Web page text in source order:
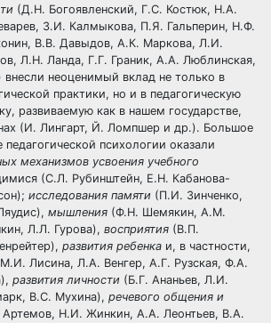
(Д.Н. Богоявленский, Г.С. Костюк, Н.А.
З.И. Калмыкова, П.Я. Гальперин, Н.Ф.
В.В. Давыдов, А.К. Маркова, Л.И.
Л.Н. Ланда, Г.Г. Граник, А.А. Люблинская,
неоценимый вклад не только в
практики, но и в педагогическую
развиваемую как в нашем государстве,
(И. Лингарт, Й. Ломпшер и др.). Большое
педагогической психологии оказали
механизмов усвоения учебного
(С.Л. Рубинштейн, Е.Н. Кабанова-
исследования памяти (П.И. Зинченко,
мышления (Ф.Н. Шемякин, A.M.
Л.Л. Гурова), восприятия (В.П.
развития ребенка и, в частности,
Лисина, Л.А. Венгер, А.Г. Рузская, Ф.А.
развития личности (Б.Г. Ананьев, Л.И.
B.C. Мухина), речевого общения и
Н.И. Жинкин, А.А. Леонтьев, В.А.